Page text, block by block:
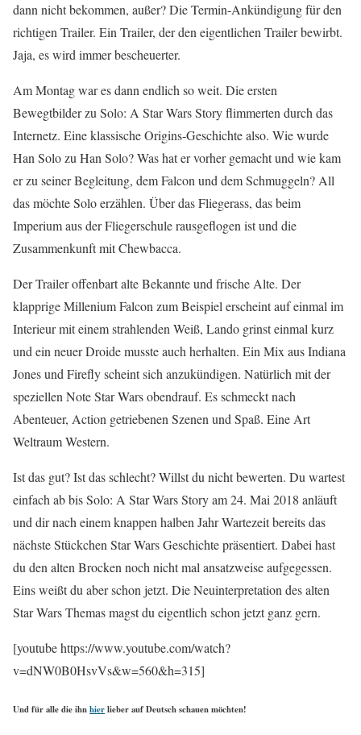
dann nicht bekommen, außer? Die Termin-Ankündigung für den
richtigen Trailer. Ein Trailer, der den eigentlichen Trailer bewirbt.
Jaja, es wird immer bescheuerter.
Am Montag war es dann endlich so weit. Die ersten
Bewegtbilder zu Solo: A Star Wars Story flimmerten durch das
Internetz. Eine klassische Origins-Geschichte also. Wie wurde
Han Solo zu Han Solo? Was hat er vorher gemacht und wie kam
er zu seiner Begleitung, dem Falcon und dem Schmuggeln? All
das möchte Solo erzählen. Über das Fliegerass, das beim
Imperium aus der Fliegerschule rausgeflogen ist und die
Zusammenkunft mit Chewbacca.
Der Trailer offenbart alte Bekannte und frische Alte. Der
klapprige Millenium Falcon zum Beispiel erscheint auf einmal im
Interieur mit einem strahlenden Weiß, Lando grinst einmal kurz
und ein neuer Droide musste auch herhalten. Ein Mix aus Indiana
Jones und Firefly scheint sich anzukündigen. Natürlich mit der
speziellen Note Star Wars obendrauf. Es schmeckt nach
Abenteuer, Action getriebenen Szenen und Spaß. Eine Art
Weltraum Western.
Ist das gut? Ist das schlecht? Willst du nicht bewerten. Du wartest
einfach ab bis Solo: A Star Wars Story am 24. Mai 2018 anläuft
und dir nach einem knappen halben Jahr Wartezeit bereits das
nächste Stückchen Star Wars Geschichte präsentiert. Dabei hast
du den alten Brocken noch nicht mal ansatzweise aufgegessen.
Eins weißt du aber schon jetzt. Die Neuinterpretation des alten
Star Wars Themas magst du eigentlich schon jetzt ganz gern.
[youtube https://www.youtube.com/watch?
v=dNW0B0HsvVs&w=560&h=315]
Und für alle die ihnhierlieber auf Deutsch schauen möchten!